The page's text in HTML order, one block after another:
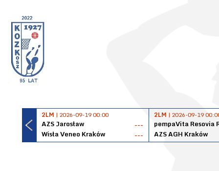
2LM | 2026-09-19 00:00
AZS Jarosław
---
Wisła Veneo Kraków
---
2LM | 2026-09-19
pempaVita Resovia
AZS AGH Kraków